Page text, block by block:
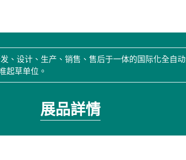
、设计、生产、销售、售后于一体的国际化全自
起草单位。
展品詳情